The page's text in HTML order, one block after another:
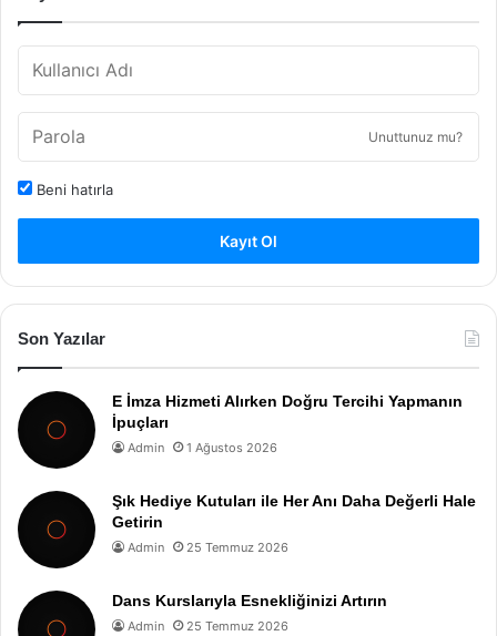
Unuttunuz mu?
Beni hatırla
Kayıt Ol
Son Yazılar
E İmza Hizmeti Alırken Doğru Tercihi Yapmanın
İpuçları
Admin 1 Ağustos 2026
Şık Hediye Kutuları ile Her Anı Daha Değerli Hale
Getirin
Admin 25 Temmuz 2026
Dans Kurslarıyla Esnekliğinizi Artırın
Admin 25 Temmuz 2026